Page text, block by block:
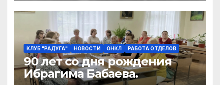
КЛУБ "РАДУГА" НОВОСТИ ОНКЛ РАБОТА ОТДЕЛОВ
90 лет со дня рождения
Ибрагима Бабаева.